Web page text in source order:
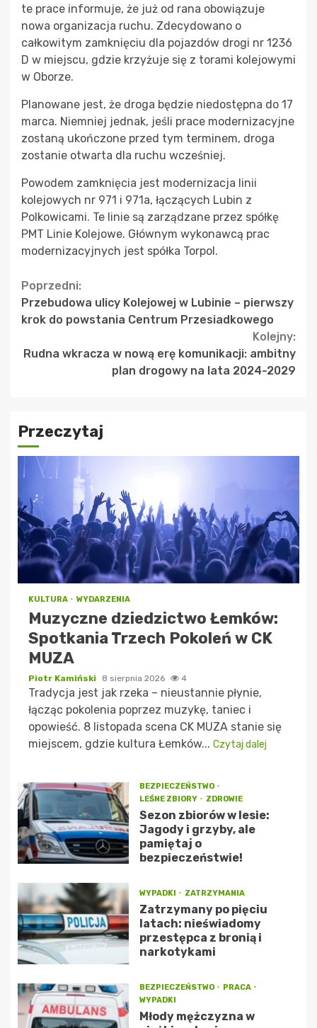
te prace informuje, że już od rana obowiązuje
nowa organizacja ruchu. Zdecydowano o
całkowitym zamknięciu dla pojazdów drogi nr 1236
D w miejscu, gdzie krzyżuje się z torami kolejowymi
w Oborze.
Planowane jest, że droga będzie niedostępna do 17
marca. Niemniej jednak, jeśli prace modernizacyjne
zostaną ukończone przed tym terminem, droga
zostanie otwarta dla ruchu wcześniej.
Powodem zamknięcia jest modernizacja linii
kolejowych nr 971 i 971a, łączących Lubin z
Polkowicami. Te linie są zarządzane przez spółkę
PMT Linie Kolejowe. Głównym wykonawcą prac
modernizacyjnych jest spółka Torpol.
Continue
Reading
Poprzedni:
Przebudowa ulicy Kolejowej w Lubinie – pierwszy
krok do powstania Centrum Przesiadkowego
Kolejny:
Rudna wkracza w nową erę komunikacji: ambitny
plan drogowy na lata 2024-2029
Przeczytaj
KULTURA WYDARZENIA
Muzyczne dziedzictwo Łemków:
Spotkania Trzech Pokoleń w CK
MUZA
Piotr Kamiński 8 sierpnia 2026 4
Tradycja jest jak rzeka – nieustannie płynie,
łącząc pokolenia poprzez muzykę, taniec i
opowieść. 8 listopada scena CK MUZA stanie się
miejscem, gdzie kultura Łemków... Czytaj dalej
BEZPIECZEŃSTWO
LEŚNE ZBIORY
ZDROWIE
Sezon zbiorów w lesie:
Jagody i grzyby, ale
pamiętaj o
bezpieczeństwie!
WYPADKI ZATRZYMANIA
Zatrzymany po pięciu
latach: nieświadomy
przestępca z bronią i
narkotykami
BEZPIECZEŃSTWO
PRACA
WYPADKI
Młody mężczyzna w